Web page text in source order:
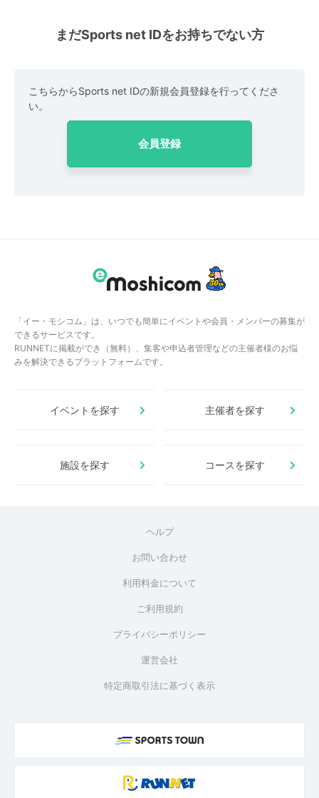
まだSports net IDをお持ちでない方
こちらからSports net IDの新規会員登録を行ってくださ
い。
会員登録
「イー・モシコム」は、いつでも簡単にイベントや会員・メンバーの募集が
できるサービスです。
RUNNETに掲載ができ（無料）、集客や申込者管理などの主催者様のお悩
みを解決できるプラットフォームです。
イベントを探す 主催者を探す
施設を探す コースを探す
ヘルプ
お問い合わせ
利用料金について
ご利用規約
プライバシーポリシー
運営会社
特定商取引法に基づく表示